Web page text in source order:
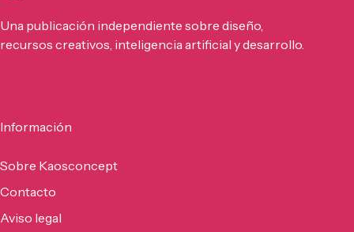
Una publicación independiente sobre diseño,
recursos creativos, inteligencia artificial y desarrollo.
Información
Sobre Kaosconcept
Contacto
Aviso legal